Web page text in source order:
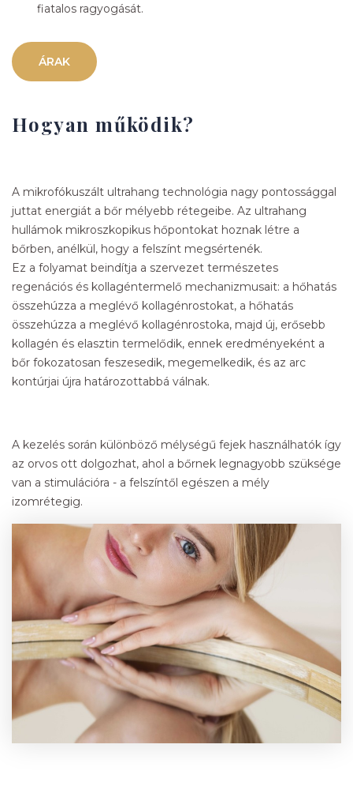
fiatalos ragyogását.
ÁRAK
Hogyan működik?
A mikrofókuszált ultrahang technológia nagy pontossággal
juttat energiát a bőr mélyebb rétegeibe. Az ultrahang
hullámok mikroszkopikus hőpontokat hoznak létre a
bőrben, anélkül, hogy a felszínt megsértenék.
Ez a folyamat beindítja a szervezet természetes
regenációs és kollagéntermelő mechanizmusait: a hőhatás
összehúzza a meglévő kollagénrostokat, a hőhatás
összehúzza a meglévő kollagénrostoka, majd új, erősebb
kollagén és elasztin termelődik, ennek eredményeként a
bőr fokozatosan feszesedik, megemelkedik, és az arc
kontúrjai újra határozottabbá válnak.
A kezelés során különböző mélységű fejek használhatók így
az orvos ott dolgozhat, ahol a bőrnek legnagyobb szüksége
van a stimulációra - a felszíntől egészen a mély
izomrétegig.